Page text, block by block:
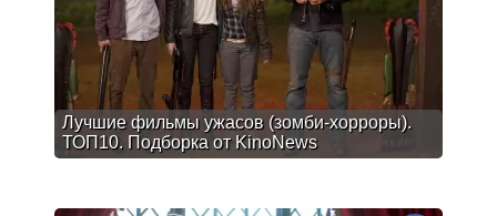
Лучшие фильмы ужасов (зомби-хорроры).
ТОП10. Подборка от KinoNews